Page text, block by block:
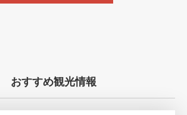
おすすめ観光情報